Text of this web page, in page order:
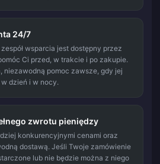
24/7
wsparcia jest dostępny przez
Ci przed, w trakcie i po zakupie.
niezawodną pomoc zawsze, gdy jej
dzień i w nocy.
zwrotu pieniędzy
konkurencyjnymi cenami oraz
dostawą. Jeśli Twoje zamówienie
lub nie będzie można z niego